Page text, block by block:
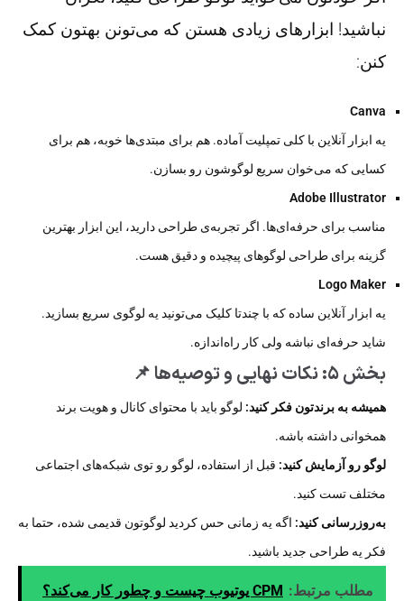
نباشید! ابزارهای زیادی هستن که می‌تونن بهتون کمک
کنن:
Canva
یه ابزار آنلاین با کلی تمپلیت آماده. هم برای مبتدی‌ها خوبه، هم برای
کسایی که می‌خوان سریع لوگوشون رو بسازن.
Adobe Illustrator
مناسب برای حرفه‌ای‌ها. اگر تجربه‌ی طراحی دارید، این ابزار بهترین
گزینه برای طراحی لوگوهای پیچیده و دقیق هست.
Logo Maker
یه ابزار آنلاین ساده که با چندتا کلیک می‌تونید یه لوگوی سریع بسازید.
شاید حرفه‌ای نباشه ولی کار راه‌اندازه.
بخش ۵: نکات نهایی و توصیه‌ها 📌
همیشه به برندتون فکر کنید: لوگو باید با محتوای کانال و هویت برند
همخوانی داشته باشه.
لوگو رو آزمایش کنید: قبل از استفاده، لوگو رو توی شبکه‌های اجتماعی
مختلف تست کنید.
به‌روزرسانی کنید: اگه یه زمانی حس کردید لوگوتون قدیمی شده، حتما به
فکر یه طراحی جدید باشید.
مطلب مرتبط:
CPM یوتیوب چیست و چطور کار می‌کند؟